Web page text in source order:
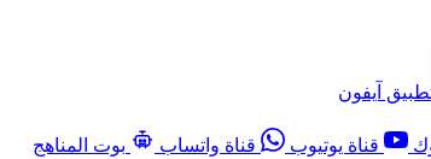
آيفون
قناة يوتيوب قناة واتساب
بوت المناهج